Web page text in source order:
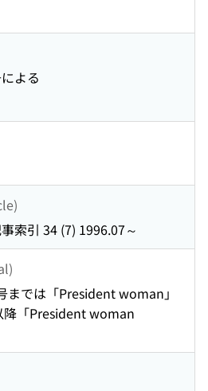
よる
索引 34 (7) 1996.07～
までは「President woman」
降「President woman